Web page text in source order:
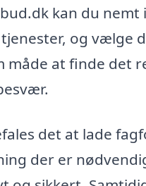
kan du
og vælge
måde at finde det
det at lade
der er